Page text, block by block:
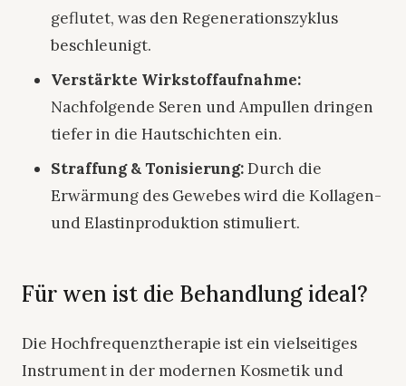
geflutet, was den Regenerationszyklus
beschleunigt.
Verstärkte Wirkstoffaufnahme:
Nachfolgende Seren und Ampullen dringen
tiefer in die Hautschichten ein.
Straffung & Tonisierung:Durch die
Erwärmung des Gewebes wird die Kollagen-
und Elastinproduktion stimuliert.
Für wen ist die Behandlung ideal?
Die Hochfrequenztherapie ist ein vielseitiges
Instrument in der modernen Kosmetik und